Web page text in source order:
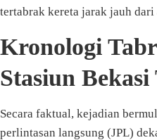
tertabrak kereta jarak jauh dari
Kronologi
Stasiun
Secara faktual, kejadian
perlintasan langsung (JPL)